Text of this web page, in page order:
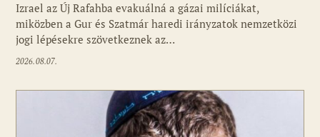
Izrael az Új Rafahba evakuálná a gázai milíciákat,
miközben a Gur és Szatmár haredi irányzatok nemzetközi
jogi lépésekre szövetkeznek az…
2026.08.07.